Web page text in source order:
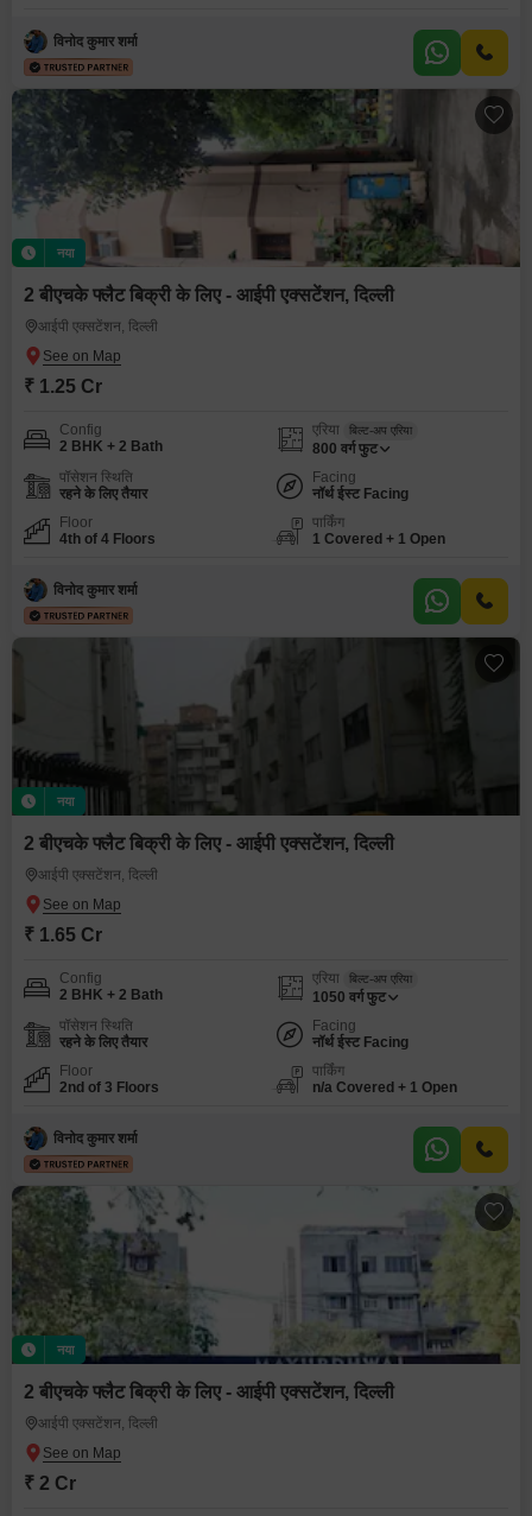
विनोद कुमार शर्मा
नया
2 बीएचके फ्लैट बिक्री के लिए - आईपी एक्सटेंशन, दिल्ली
आईपी एक्सटेंशन, दिल्ली
₹ 1.25 Cr
Config
2 BHK + 2 Bath
एरिया बिल्ट-अप एरिया
800 वर्ग फुट
पॉसेशन स्थिति
रहने के लिए तैयार
Facing
नॉर्थ ईस्ट Facing
Floor
4th of 4 Floors
पार्किंग
1 Covered + 1 Open
विनोद कुमार शर्मा
नया
2 बीएचके फ्लैट बिक्री के लिए - आईपी एक्सटेंशन, दिल्ली
आईपी एक्सटेंशन, दिल्ली
₹ 1.65 Cr
Config
2 BHK + 2 Bath
एरिया बिल्ट-अप एरिया
1050 वर्ग फुट
पॉसेशन स्थिति
रहने के लिए तैयार
Facing
नॉर्थ ईस्ट Facing
Floor
2nd of 3 Floors
पार्किंग
n/a Covered + 1 Open
विनोद कुमार शर्मा
नया
2 बीएचके फ्लैट बिक्री के लिए - आईपी एक्सटेंशन, दिल्ली
आईपी एक्सटेंशन, दिल्ली
₹ 2 Cr